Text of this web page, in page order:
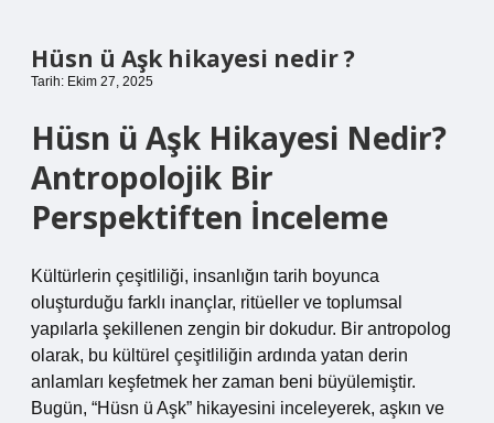
Hüsn ü Aşk hikayesi nedir ?
Tarih: Ekim 27, 2025
Hüsn ü Aşk Hikayesi Nedir?
Antropolojik Bir
Perspektiften İnceleme
Kültürlerin çeşitliliği, insanlığın tarih boyunca
oluşturduğu farklı inançlar, ritüeller ve toplumsal
yapılarla şekillenen zengin bir dokudur. Bir antropolog
olarak, bu kültürel çeşitliliğin ardında yatan derin
anlamları keşfetmek her zaman beni büyülemiştir.
Bugün, “Hüsn ü Aşk” hikayesini inceleyerek, aşkın ve